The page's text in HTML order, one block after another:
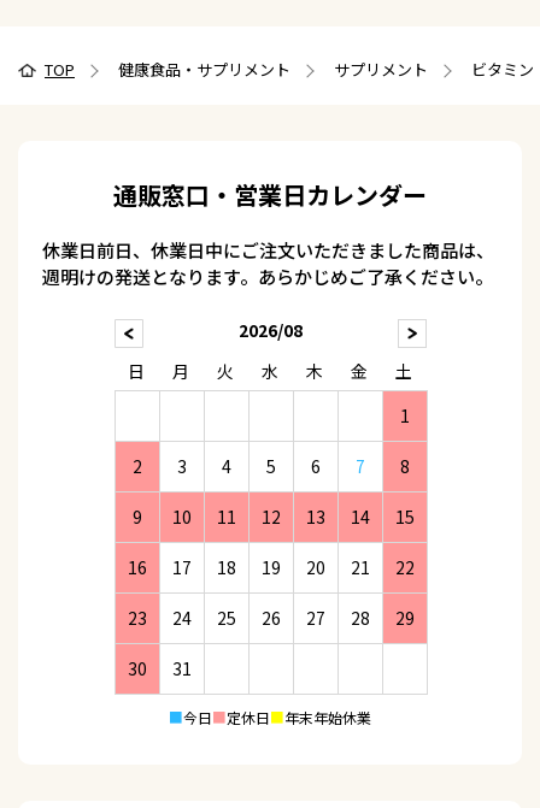
TOP 健康食品・サプリメント サプリメント ビタミ
通販窓口・営業日カレンダー
休業日前日、休業日中にご注文いただきました商品は、
週明けの発送となります。あらかじめご了承ください。
2026/08
日
月 火 水 木 金
土
1
2 3 4 5 6 7 8
9 10 11 12 13 14 15
16 17 18 19 20 21 22
23 24 25 26 27 28 29
30 31
■今日■定休日■年末年始休業